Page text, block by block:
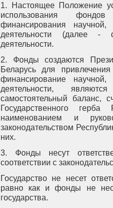
1. Настоящее Положение
использования
финансирования научной,
деятельности (далее -
деятельности.
2. Фонды создаются
Беларусь для
финансирование научной,
деятельности,
самостоятельный баланс,
Государственного
наименованием и
законодательством
них.
3. Фонды несут
соответствии с
Государство не несет
равно как и фонды не
государства.